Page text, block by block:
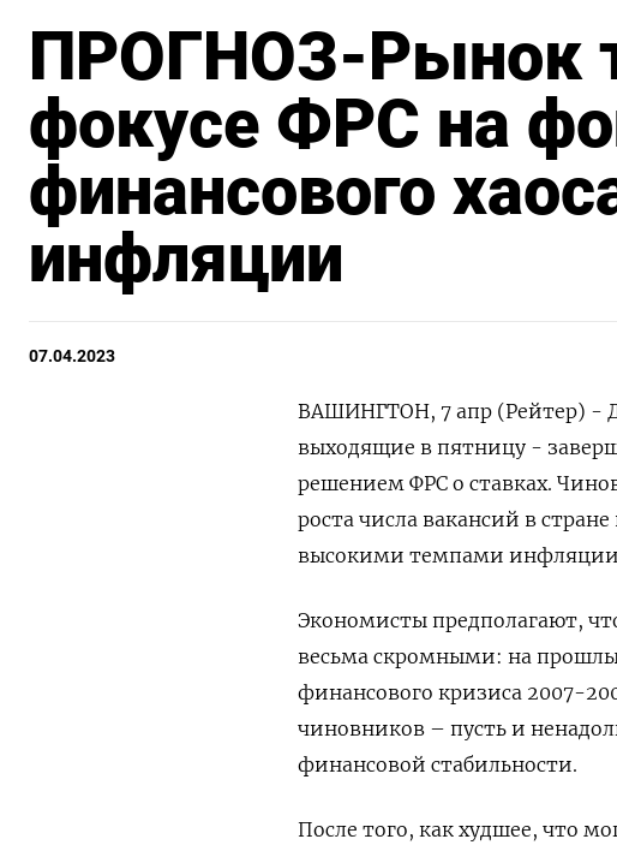
ПРОГНОЗ-Рынок
фокусе ФРС на
финансового
инфляции
07.04.2023
ВАШИНГТОН, 7 апр (Рейтер) -
выходящие в пятницу -
решением ФРС о ставках.
роста числа вакансий в
высокими темпами
Экономисты предполагают,
весьма скромными: на
финансового кризиса 2007-
чиновников – пусть и
финансовой стабильности.
После того, как худшее, что